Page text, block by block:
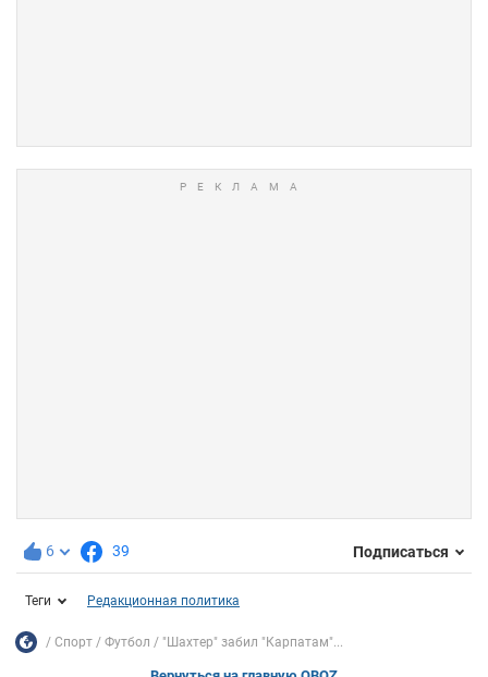
6 39 Подписаться
Теги Редакционная политика
Спорт Футбол "Шахтер" забил "Карпатам"...